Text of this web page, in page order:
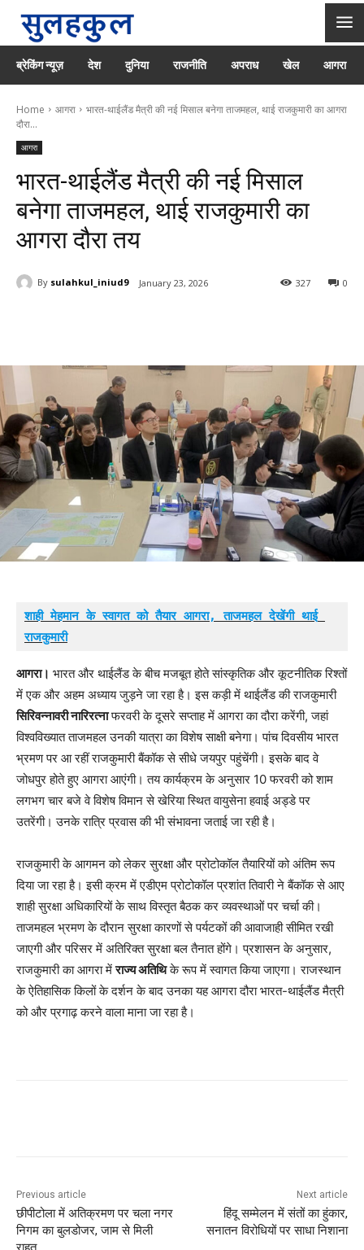
ब्रेकिंग न्यूज़ देश दुनिया राजनीति अपराध खेल आगरा
Home आगरा
भारत-थाईलैंड मैत्री की नई मिसाल बनेगा ताजमहल, थाई राजकुमारी का आगरा
दौरा...
आगरा
भारत-थाईलैंड मैत्री की नई मिसाल
बनेगा ताजमहल, थाई राजकुमारी का
आगरा दौरा तय
By sulahkul_iniud9 January 23, 2026 0
327
शाही मेहमान के स्वागत को तैयार आगरा, ताजमहल देखेंगी थाई
राजकुमारी
आगरा। भारत और थाईलैंड के बीच मजबूत होते सांस्कृतिक और कूटनीतिक रिश्तों
में एक और अहम अध्याय जुड़ने जा रहा है। इस कड़ी में थाईलैंड की राजकुमारी
सिरिवन्नावरी नारिरत्नाफरवरी के दूसरे सप्ताह में आगरा का दौरा करेंगी, जहां
विश्वविख्यात ताजमहल उनकी यात्रा का विशेष साक्षी बनेगा। पांच दिवसीय भारत
भ्रमण पर आ रहीं राजकुमारी बैंकॉक से सीधे जयपुर पहुंचेंगी। इसके बाद वे
जोधपुर होते हुए आगरा आएंगी। तय कार्यक्रम के अनुसार 10 फरवरी को शाम
लगभग चार बजे वे विशेष विमान से खेरिया स्थित वायुसेना हवाई अड्डे पर
उतरेंगी। उनके रात्रि प्रवास की भी संभावना जताई जा रही है।
राजकुमारी के आगमन को लेकर सुरक्षा और प्रोटोकॉल तैयारियों को अंतिम रूप
दिया जा रहा है। इसी क्रम में एडीएम प्रोटोकॉल प्रशांत तिवारी ने बैंकॉक से आए
शाही सुरक्षा अधिकारियों के साथ विस्तृत बैठक कर व्यवस्थाओं पर चर्चा की।
ताजमहल भ्रमण के दौरान सुरक्षा कारणों से पर्यटकों की आवाजाही सीमित रखी
जाएगी और परिसर में अतिरिक्त सुरक्षा बल तैनात होंगे। प्रशासन के अनुसार,
राजकुमारी का आगरा मेंराज्य अतिथिके रूप में स्वागत किया जाएगा। राजस्थान
के ऐतिहासिक किलों के दर्शन के बाद उनका यह आगरा दौरा भारत-थाईलैंड मैत्री
को और प्रगाढ़ करने वाला माना जा रहा है।
Previous article
छीपीटोला में अतिक्रमण पर चला नगर
निगम का बुलडोजर, जाम से मिली
Next article
हिंदू सम्मेलन में संतों का हुंकार,
सनातन विरोधियों पर साधा निशाना